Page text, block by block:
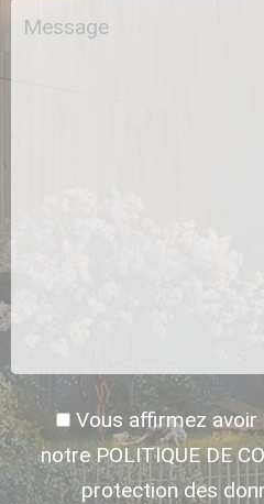
Vous affirmez avoir
notre POLITIQUE DE
protection des